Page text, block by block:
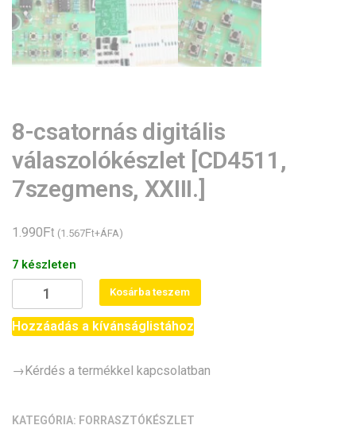
8-csatornás digitális
válaszolókészlet [CD4511,
7szegmens, XXIII.]
1.990Ft (1.567Ft+ÁFA)
7 készleten
csatornás
digitális
[CD4511,
mennyiség
Kosárba teszem
Hozzáadás a kívánságlistához
→Kérdés a termékkel kapcsolatban
KATEGÓRIA: FORRASZTÓKÉSZLET